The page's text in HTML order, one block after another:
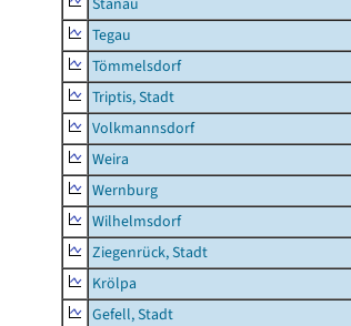
Tegau
Tömmelsdorf
Triptis, Stadt
Volkmannsdorf
Weira
Wernburg
Wilhelmsdorf
Ziegenrück, Stadt
Krölpa
Gefell, Stadt